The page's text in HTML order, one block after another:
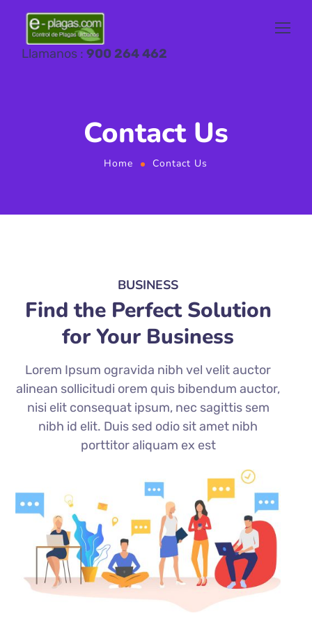
Llamanos : 900 264 462
Contact Us
Home Contact Us
BUSINESS
Find the Perfect Solution
for Your Business
Lorem Ipsum ogravida nibh vel velit auctor
alinean sollicitudi orem quis bibendum auctor,
nisi elit consequat ipsum, nec sagittis sem
nibh id elit. Duis sed odio sit amet nibh
porttitor aliquam ex est